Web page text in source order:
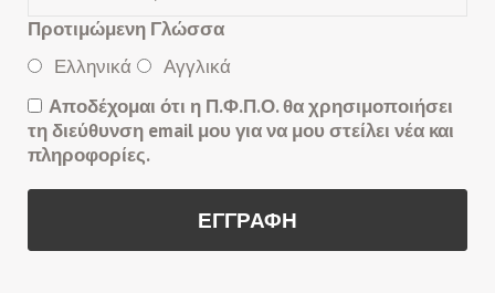
Προτιμώμενη Γλώσσα
Ελληνικά
Αγγλικά
Αποδέχομαι ότι η Π.Φ.Π.Ο. θα χρησιμοποιήσει
τη διεύθυνση email μου για να μου στείλει νέα και
πληροφορίες.